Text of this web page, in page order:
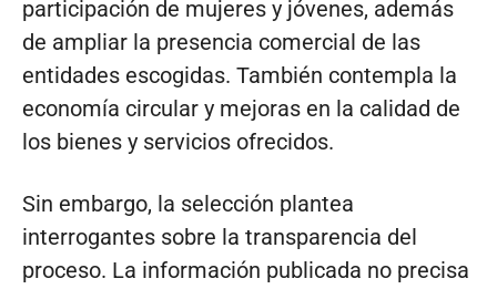
participación de mujeres y jóvenes, además
de ampliar la presencia comercial de las
entidades escogidas. También contempla la
economía circular y mejoras en la calidad de
los bienes y servicios ofrecidos.
Sin embargo, la selección plantea
interrogantes sobre la transparencia del
proceso. La información publicada no precisa